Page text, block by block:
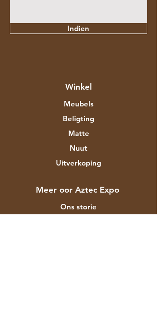
Indien
Winkel
Meubels
Beligting
Matte
Nuut
Uitverkoping
Meer oor Aztec Expo
Ons storie